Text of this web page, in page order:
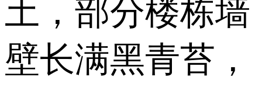
土，部分楼栋墙
壁长满黑青苔，